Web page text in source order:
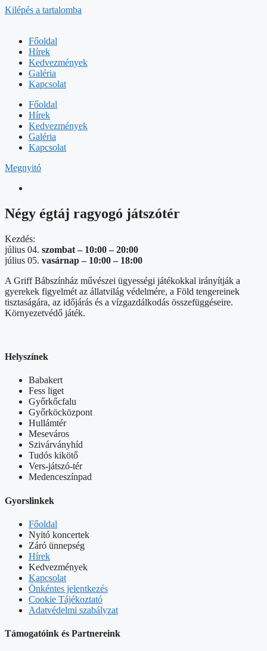
Kilépés a tartalomba
Főoldal
Hírek
Kedvezmények
Galéria
Kapcsolat
Főoldal
Hírek
Kedvezmények
Galéria
Kapcsolat
Megnyitó
Négy égtáj ragyogó játszótér
Kezdés:
július 04. szombat – 10:00–20:00
július 05. vasárnap – 10:00– 18:00
A Griff Bábszínház művészei ügyességi játékokkal irányítják a
gyerekek figyelmét az állatvilág védelmére, a Föld tengereinek
tisztaságára, az időjárás és a vízgazdálkodás összefüggéseire.
Környezetvédő játék.
Helyszínek
Babakert
Fess liget
Győrkőcfalu
Győrköcközpont
Hullámtér
Meseváros
Szivárványhíd
Tudós kikötő
Vers-játszó-tér
Medenceszínpad
Gyorslinkek
Főoldal
Nyitó koncertek
Záró ünnepség
Hírek
Kedvezmények
Kapcsolat
Önkéntes jelentkezés
Cookie Tájékoztató
Adatvédelmi szabályzat
Támogatóink és Partnereink